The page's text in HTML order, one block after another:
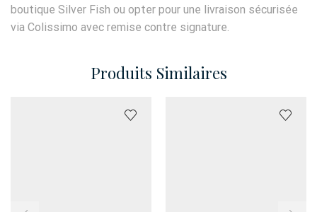
boutique Silver Fish ou opter pour une livraison sécurisée
via Colissimo avec remise contre signature.
Produits Similaires